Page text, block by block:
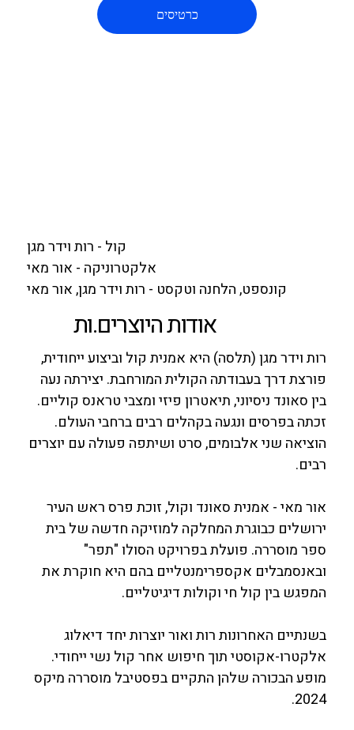
כרטיסים
קול - רות וידר מגן
אלקטרוניקה - אור מאי
קונספט, הלחנה וטקסט - רות וידר מגן, אור מאי
אודות היוצרים.ות
רות וידר מגן (תלסה) היא אמנית קול וביצוע ייחודית,
פורצת דרך בעבודתה הקולית המורחבת. יצירתה נעה
בין סאונד ניסיוני, תיאטרון פיזי ומצבי טראנס קוליים.
זכתה בפרסים ונגעה בקהלים רבים ברחבי העולם.
הוציאה שני אלבומים, סרט ושיתפה פעולה עם יוצרים
רבים.
אור מאי - אמנית סאונד וקול, זוכת פרס ראש העיר
ירושלים כבוגרת המחלקה למוזיקה חדשה של בית
ספר מוסררה. פועלת בפרויקט הסולו "תפר"
ובאנסמבלים אקספרימנטליים בהם היא חוקרת את
המפגש בין קול חי וקולות דיגיטליים.
בשנתיים האחרונות רות ואור יוצרות יחד דיאלוג
אלקטרו-אקוסטי תוך חיפוש אחר קול נשי ייחודי.
מופע הבכורה שלהן התקיים בפסטיבל מוסררה מיקס
2024.